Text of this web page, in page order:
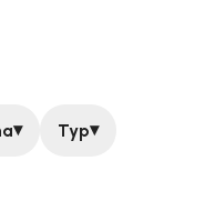
▾ Typ▾